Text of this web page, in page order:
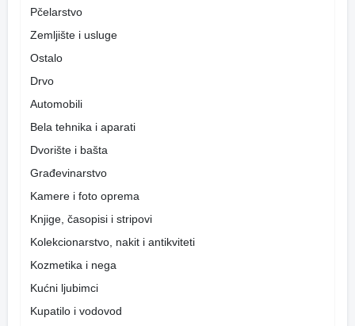
Pčelarstvo
Zemljište i usluge
Ostalo
Drvo
Automobili
Bela tehnika i aparati
Dvorište i bašta
Građevinarstvo
Kamere i foto oprema
Knjige, časopisi i stripovi
Kolekcionarstvo, nakit i antikviteti
Kozmetika i nega
Kućni ljubimci
Kupatilo i vodovod